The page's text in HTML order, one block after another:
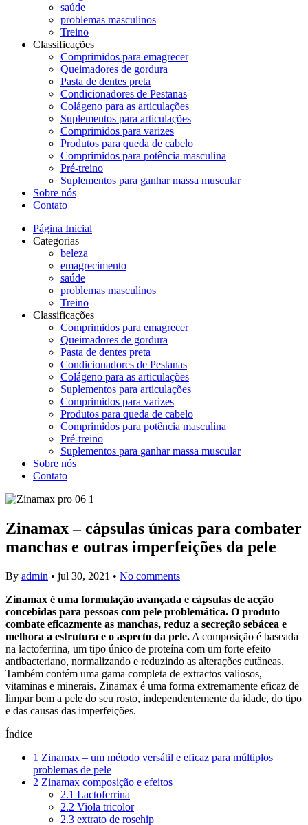
saúde
problemas masculinos
Treino
Classificações
Comprimidos para emagrecer
Queimadores de gordura
Pasta de dentes preta
Condicionadores de Pestanas
Colágeno para as articulações
Suplementos para articulações
Comprimidos para varizes
Produtos para queda de cabelo
Comprimidos para potência masculina
Pré-treino
Suplementos para ganhar massa muscular
Sobre nós
Contato
Página Inicial
Categorias
beleza
emagrecimento
saúde
problemas masculinos
Treino
Classificações
Comprimidos para emagrecer
Queimadores de gordura
Pasta de dentes preta
Condicionadores de Pestanas
Colágeno para as articulações
Suplementos para articulações
Comprimidos para varizes
Produtos para queda de cabelo
Comprimidos para potência masculina
Pré-treino
Suplementos para ganhar massa muscular
Sobre nós
Contato
Zinamax – cápsulas únicas para combater
manchas e outras imperfeições da pele
By admin • jul 30, 2021 • No comments
Zinamax é uma formulação avançada e cápsulas de acção
concebidas para pessoas com pele problemática. O produto
combate eficazmente as manchas, reduz a secreção sebácea e
melhora a estrutura e o aspecto da pele. A composição é baseada
na lactoferrina, um tipo único de proteína com um forte efeito
antibacteriano, normalizando e reduzindo as alterações cutâneas.
Também contém uma gama completa de extractos valiosos,
vitaminas e minerais. Zinamax é uma forma extremamente eficaz de
limpar bem a pele do seu rosto, independentemente da idade, do tipo
e das causas das imperfeições.
Índice
1 Zinamax – um método versátil e eficaz para múltiplos
problemas de pele
2 Zinamax composição e efeitos
2.1 Lactoferrina
2.2 Viola tricolor
2.3 extrato de rosehip